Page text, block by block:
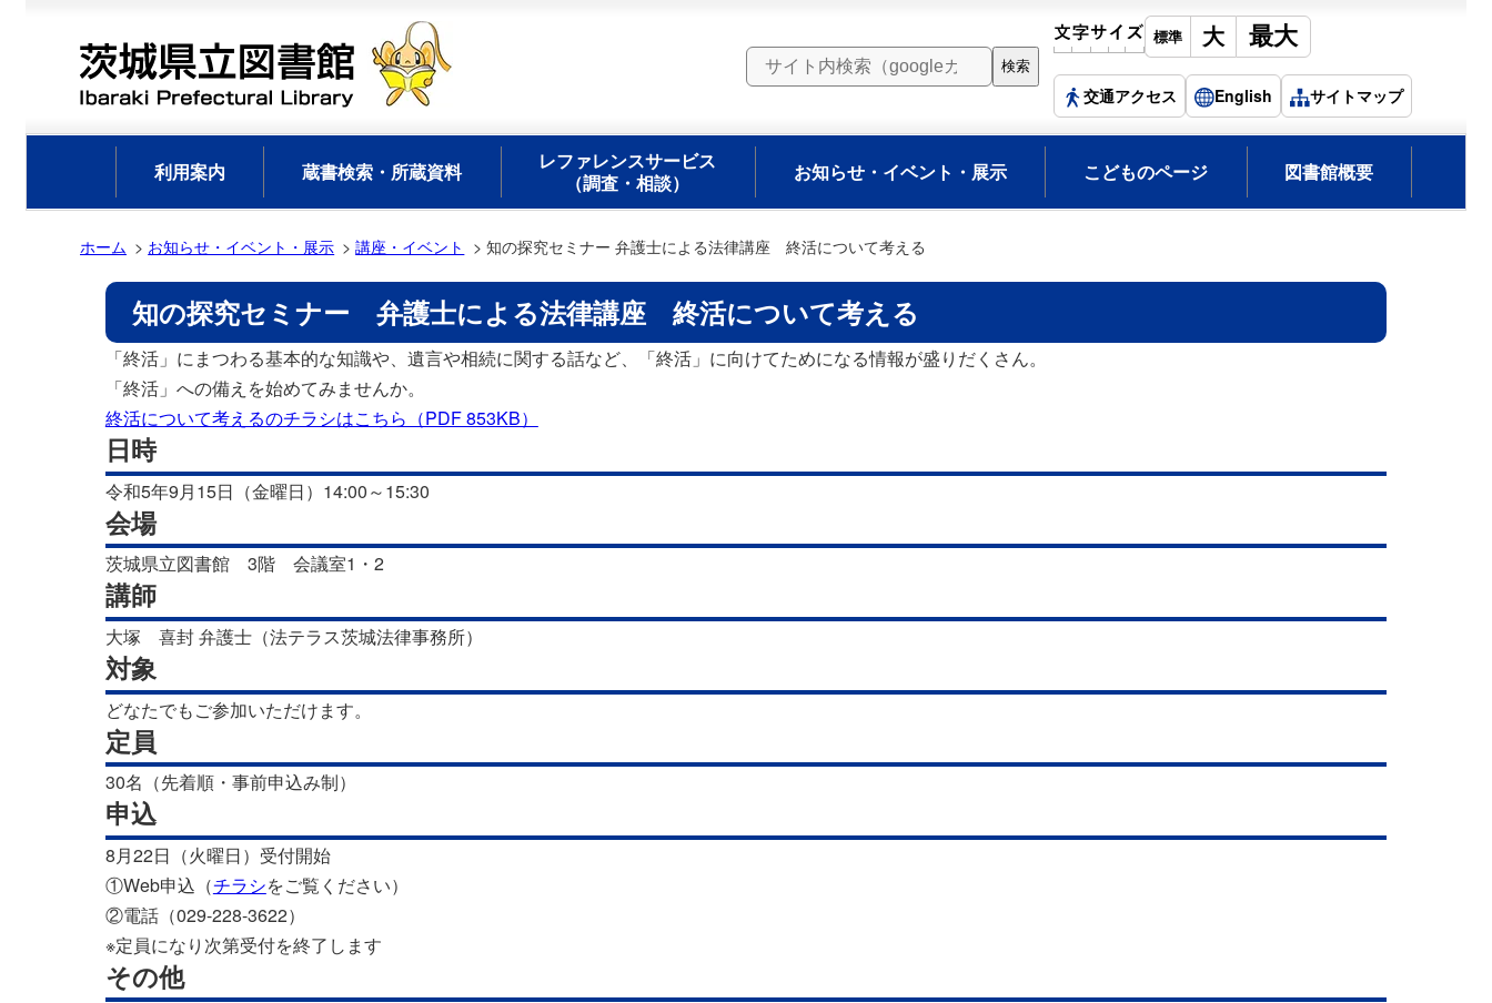
交通アクセス English サイトマップ
利用案内 蔵書検索・所蔵資料
レファレンスサービス
（調査・相談）
お知らせ・イベント・展示 こどものページ 図書館概要
ホーム お知らせ・イベント・展示 講座・イベント 知の探究セミナー 弁護士による法律講座 終活について考える
知の探究セミナー 弁護士による法律講座 終活について考える
「終活」にまつわる基本的な知識や、遺言や相続に関する話など、「終活」に向けてためになる情報が盛りだくさん。
「終活」への備えを始めてみませんか。
終活について考えるのチラシはこちら（PDF 853KB）
日時
令和5年9月15日（金曜日）14:00～15:30
会場
茨城県立図書館 3階 会議室1・2
講師
大塚 喜封 弁護士（法テラス茨城法律事務所）
対象
どなたでもご参加いただけます。
定員
30名（先着順・事前申込み制）
申込
8月22日（火曜日）受付開始
①Web申込（チラシをご覧ください）
②電話（029-228-3622）
※定員になり次第受付を終了します
その他